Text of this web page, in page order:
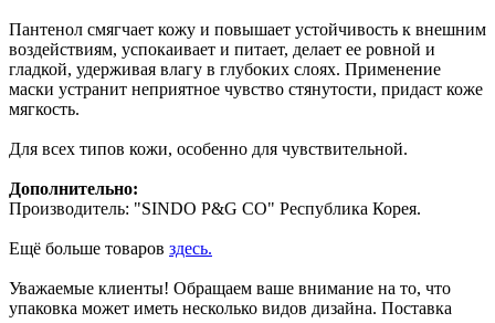
Пантенол смягчает кожу и повышает устойчивость к внешним
воздействиям, успокаивает и питает, делает ее ровной и
гладкой, удерживая влагу в глубоких слоях. Применение
маски устранит неприятное чувство стянутости, придаст коже
мягкость.
Для всех типов кожи, особенно для чувствительной.
Дополнительно:
Производитель: "SINDO P&G CO" Республика Корея.
Ещё больше товаров здесь.
Уважаемые клиенты! Обращаем ваше внимание на то, что
упаковка может иметь несколько видов дизайна. Поставка